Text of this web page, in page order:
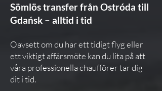
Sömlös transfer från Ostróda till
Gdańsk – alltid i tid
Oavsett om du har ett tidigt flyg eller
ett viktigt affärsmöte kan du lita på att
våra professionella chaufförer tar dig
dit i tid.